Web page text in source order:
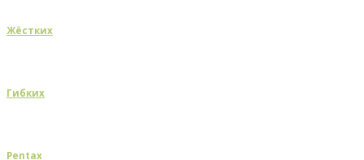
Жёстких
Гибких
Pentax